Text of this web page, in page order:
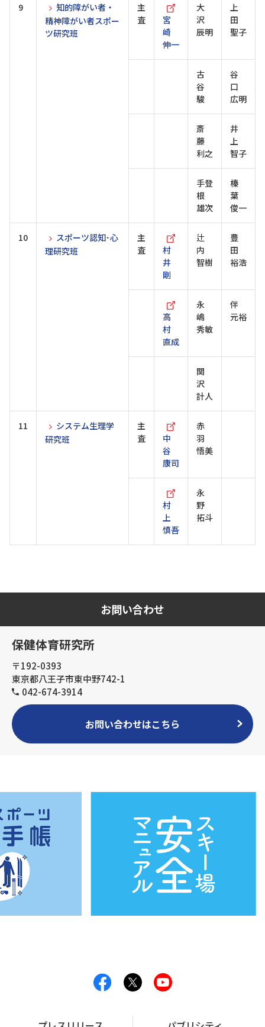
9
知的障がい者・
精神障がい者スポー
ツ研究班
主
査
宮
崎
伸一
大
沢
辰明
上
田
聖子
古
谷
駿
谷
口
広明
斎
藤
利之
井
上
智子
手登
根
雄次
榛
葉
俊一
10
スポーツ認知･心
理研究班
主
査
村
井
剛
辻
内
智樹
豊
田
裕浩
高
村
直成
永
嶋
秀敏
伴
元裕
関
沢
計人
11
システム生理学
研究班
主
査
中
谷
康司
赤
羽
悟美
村
上
慎吾
永
野
拓斗
お問い合わせ
保健体育研究所
〒192-0393
東京都八王子市東中野742-1
042-674-3914
お問い合わせはこちら